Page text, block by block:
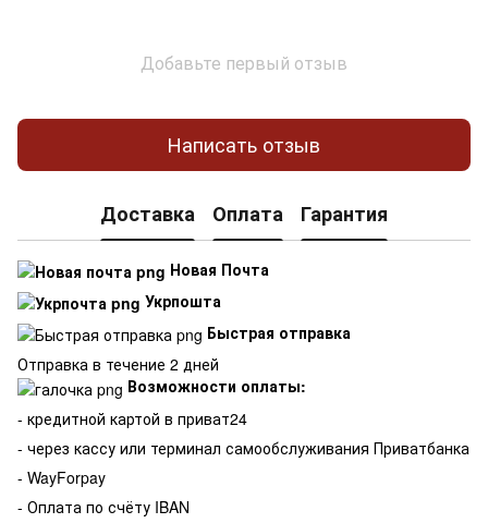
Добавьте первый отзыв
Написать отзыв
Доставка Оплата Гарантия
Новая Почта
Укрпошта
Быстрая отправка
Отправка в течение 2 дней
Возможности оплаты:
- кредитной картой в приват24
- через кассу или терминал самообслуживания Приватбанка
- WayForpay
- Оплата по счёту IBAN